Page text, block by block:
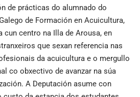
de prácticas do alumnado do
de Formación en Acuicultura,
cun centro na Illa de Arousa, en
que sexan referencia nas
da acuicultura e o mergullo
co obxectivo de avanzar na súa
A Deputación asume con